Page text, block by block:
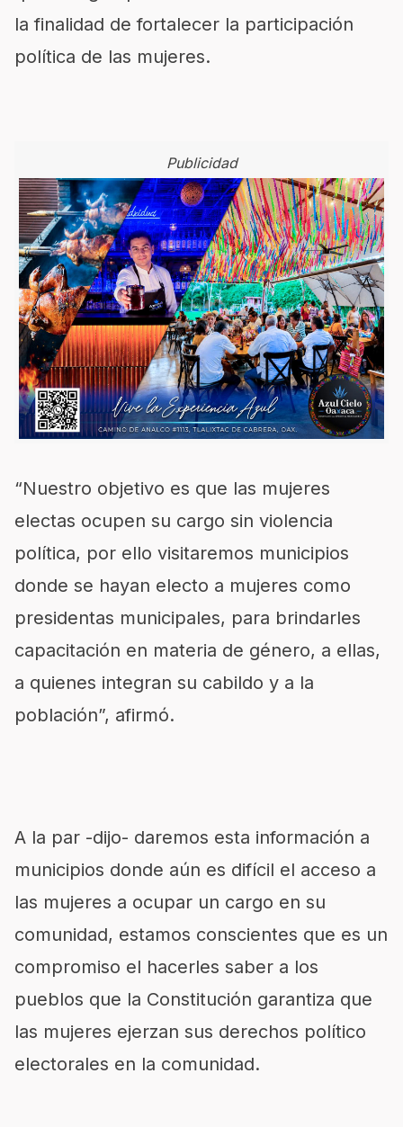
la finalidad de fortalecer la participación
política de las mujeres.
Publicidad
“Nuestro objetivo es que las mujeres
electas ocupen su cargo sin violencia
política, por ello visitaremos municipios
donde se hayan electo a mujeres como
presidentas municipales, para brindarles
capacitación en materia de género, a ellas,
a quienes integran su cabildo y a la
población”, afirmó.
A la par -dijo- daremos esta información a
municipios donde aún es difícil el acceso a
las mujeres a ocupar un cargo en su
comunidad, estamos conscientes que es un
compromiso el hacerles saber a los
pueblos que la Constitución garantiza que
las mujeres ejerzan sus derechos político
electorales en la comunidad.